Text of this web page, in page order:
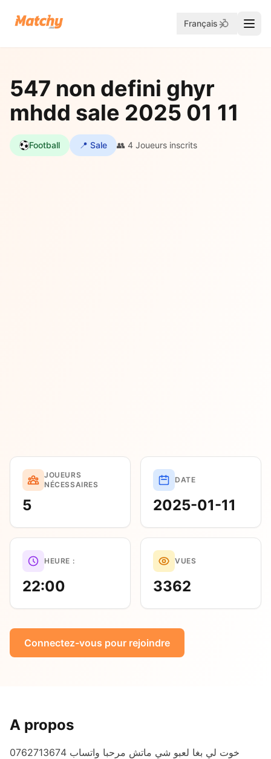
Français
547 non defini ghyr
mhdd sale 2025 01 11
Football 📍 Sale 👥 4 Joueurs inscrits
JOUEURS
NÉCESSAIRES
5
DATE
2025-01-11
HEURE :
22:00
VUES
3362
Connectez-vous pour rejoindre
A propos
0762713674 خوت لي بغا لعبو شي ماتش مرحبا واتساب